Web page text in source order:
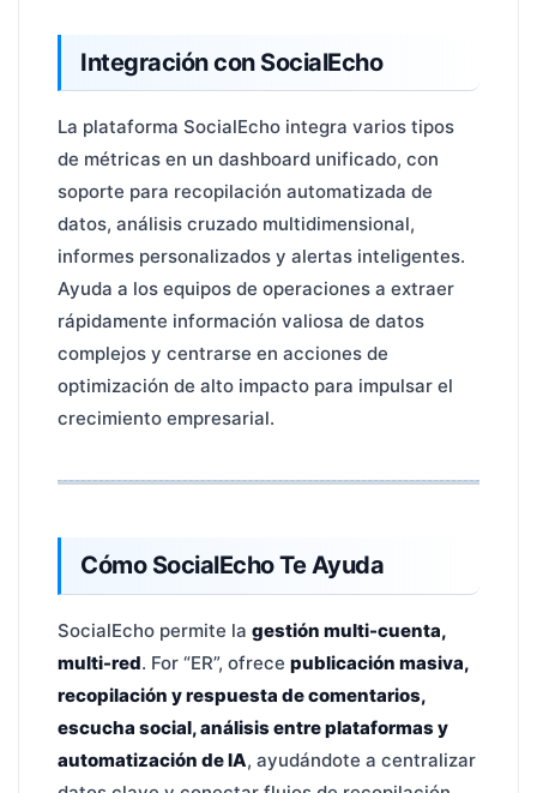
Integración con SocialEcho
La plataforma SocialEcho integra varios tipos
de métricas en un dashboard unificado, con
soporte para recopilación automatizada de
datos, análisis cruzado multidimensional,
informes personalizados y alertas inteligentes.
Ayuda a los equipos de operaciones a extraer
rápidamente información valiosa de datos
complejos y centrarse en acciones de
optimización de alto impacto para impulsar el
crecimiento empresarial.
Cómo SocialEcho Te Ayuda
SocialEcho permite la gestión multi-cuenta,
multi-red. For “ER”, ofrece publicación masiva,
recopilación y respuesta de comentarios,
escucha social, análisis entre plataformas y
automatización de IA, ayudándote a centralizar